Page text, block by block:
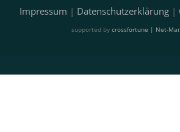
Impressum | Datenschutzerklärung|
supported by crossfortune | Net-